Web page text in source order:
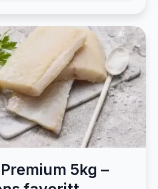
5kg –